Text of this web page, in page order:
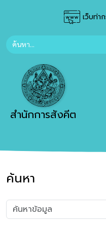
เว็บท่า
สำนักการสังคีต
ค้นหา